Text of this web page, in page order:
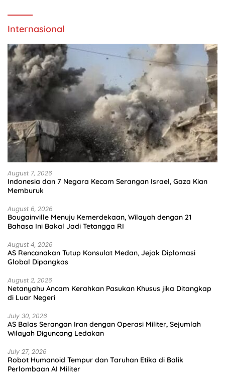
Internasional
August 7, 2026
Indonesia dan 7 Negara Kecam Serangan Israel, Gaza Kian
Memburuk
August 6, 2026
Bougainville Menuju Kemerdekaan, Wilayah dengan 21
Bahasa Ini Bakal Jadi Tetangga RI
August 4, 2026
AS Rencanakan Tutup Konsulat Medan, Jejak Diplomasi
Global Dipangkas
August 2, 2026
Netanyahu Ancam Kerahkan Pasukan Khusus jika Ditangkap
di Luar Negeri
July 30, 2026
AS Balas Serangan Iran dengan Operasi Militer, Sejumlah
Wilayah Diguncang Ledakan
July 27, 2026
Robot Humanoid Tempur dan Taruhan Etika di Balik
Perlombaan AI Militer